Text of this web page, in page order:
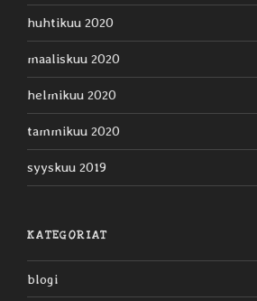
huhtikuu 2020
maaliskuu 2020
helmikuu 2020
tammikuu 2020
syyskuu 2019
KATEGORIAT
blogi